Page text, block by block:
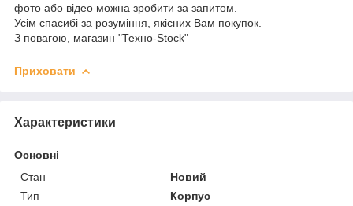
фото або відео можна зробити за запитом.
Усім спасибі за розуміння, якісних Вам покупок.
З повагою, магазин "Техно-Stock"
Приховати
Характеристики
Основні
Стан
Новий
Тип
Корпус